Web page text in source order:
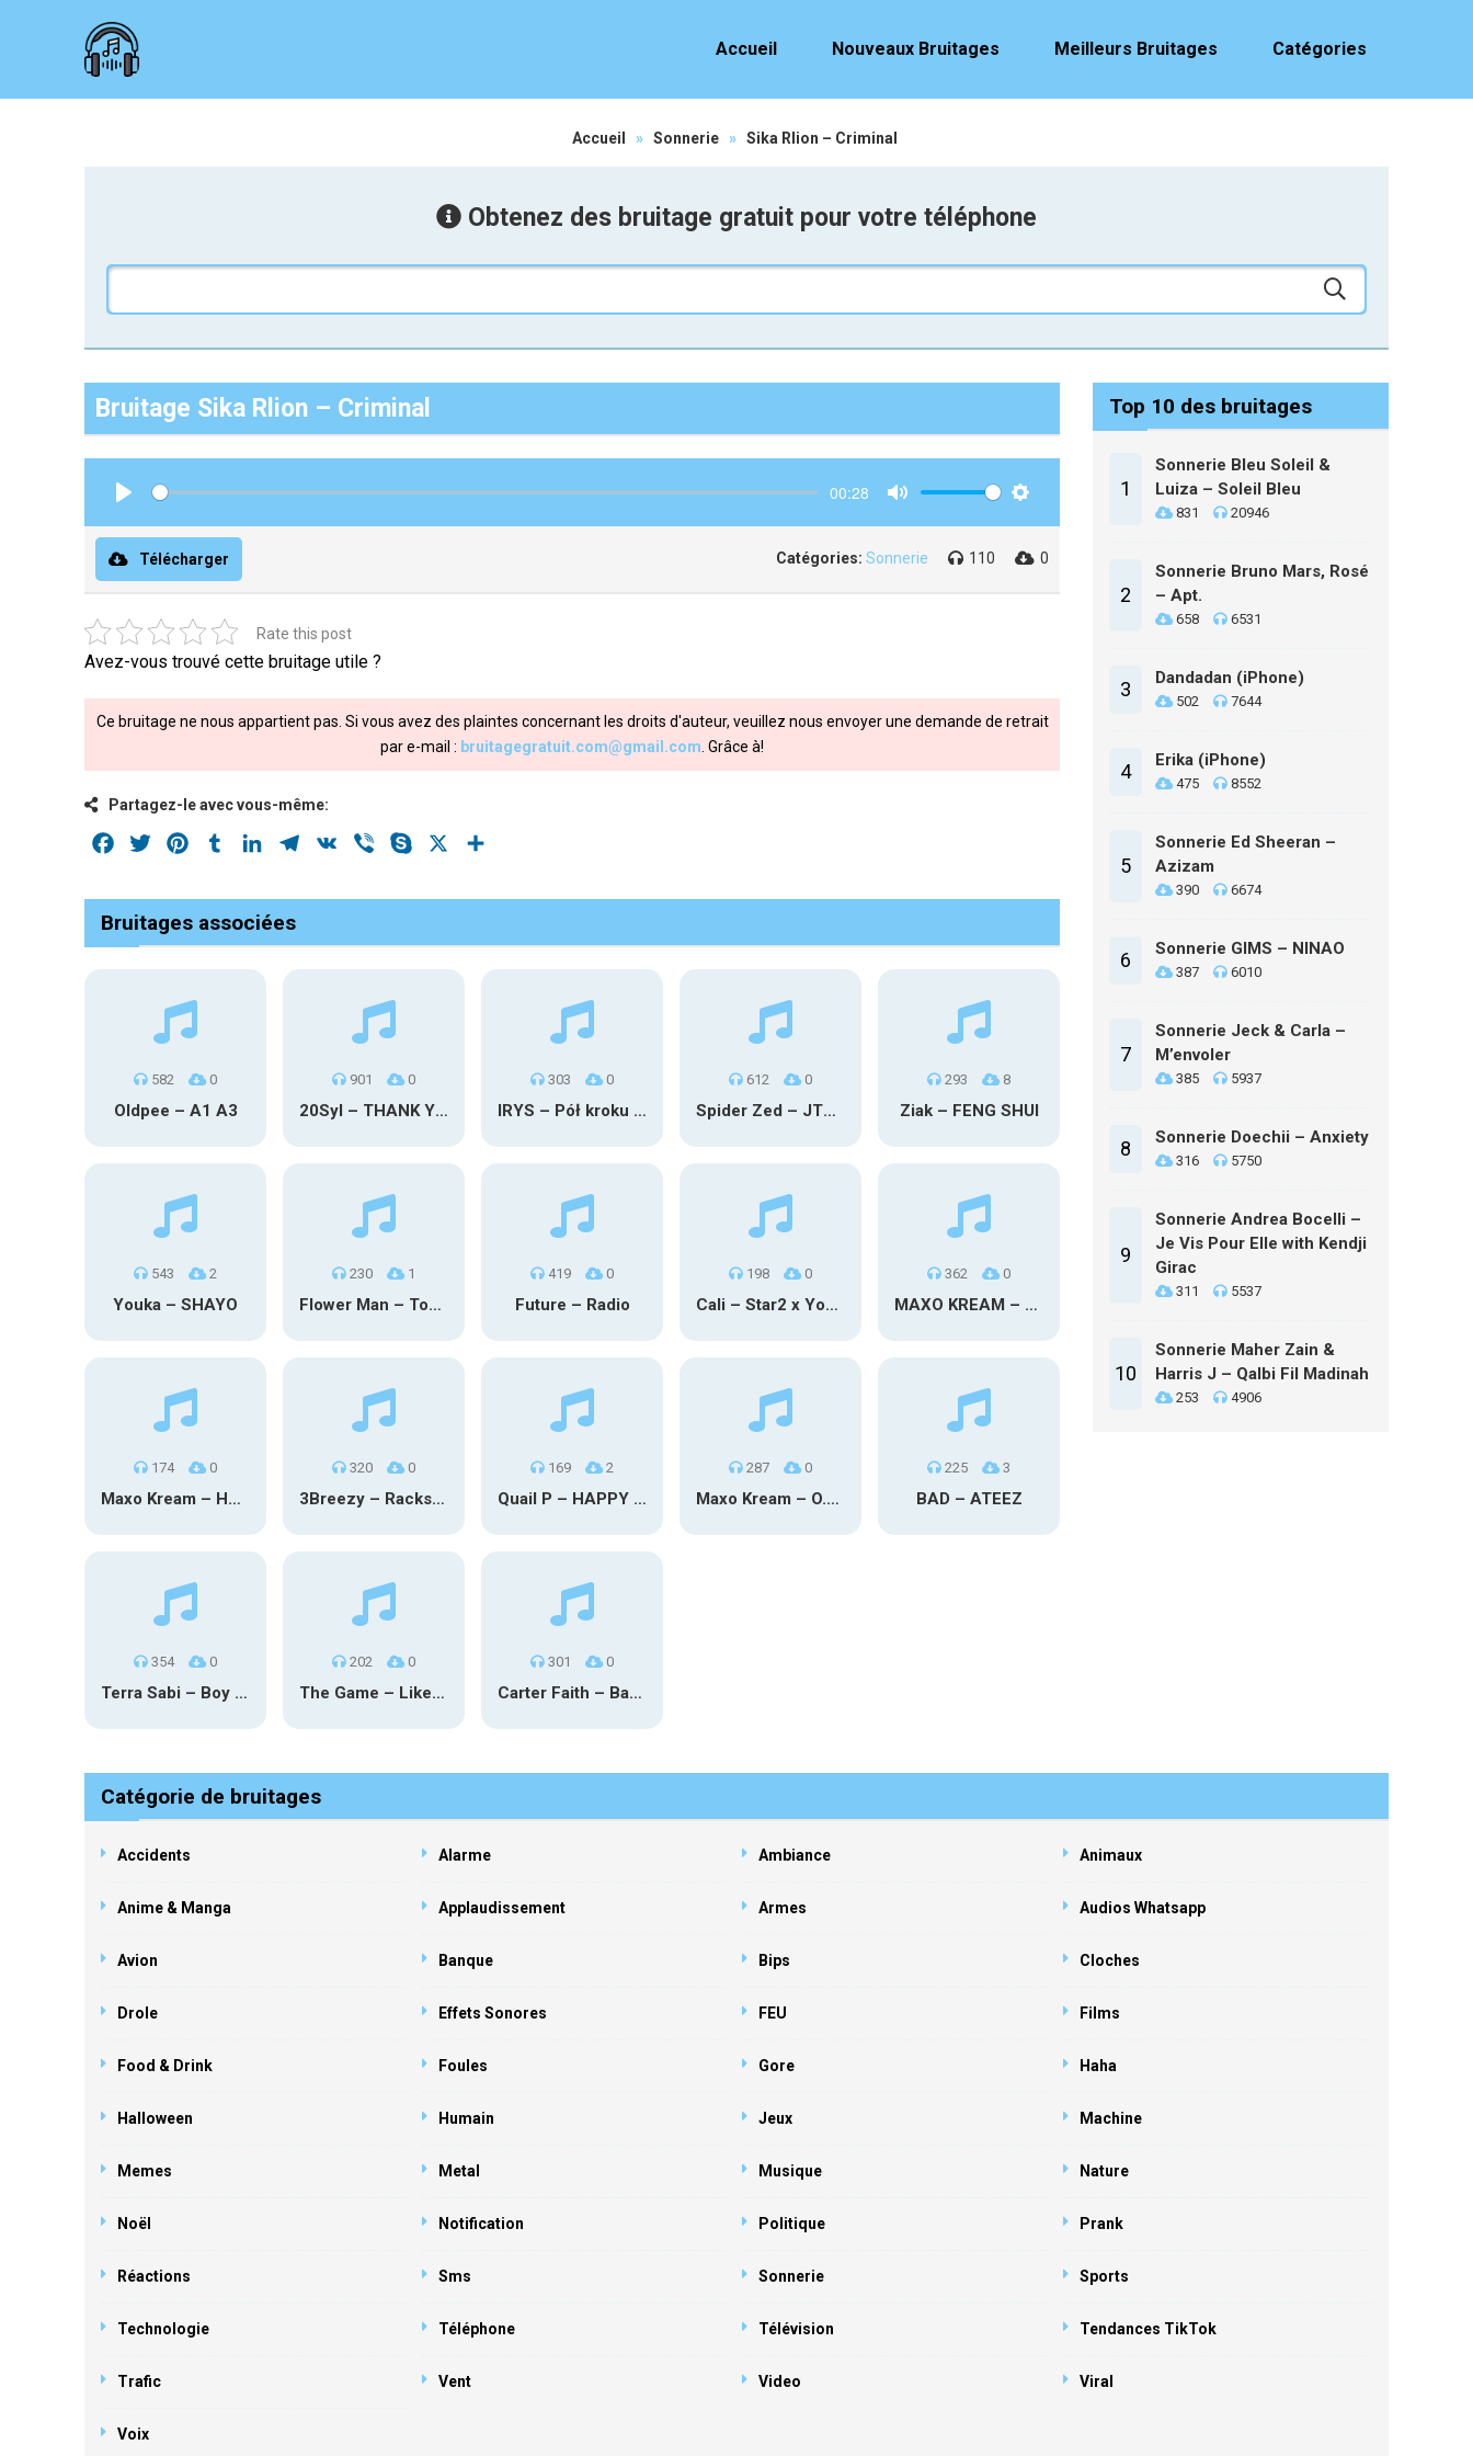
Accueil Nouveaux Bruitages Meilleurs Bruitages Catégories
Accueil » Sonnerie » Sika Rlion – Criminal
Obtenez des bruitage gratuit pour votre téléphone
Bruitage Sika Rlion – Criminal
00:28
Télécharger Catégories: Sonnerie 110 0
Rate this post
Avez-vous trouvé cette bruitage utile ?
Ce bruitage ne nous appartient pas. Si vous avez des plaintes concernant les droits d'auteur, veuillez nous envoyer une demande de retrait
par e-mail : bruitagegratuit.com@gmail.com . Grâce à!
Partagez-le avec vous-même:
Facebook
Twitter PinterestTumblrLinkedInTelegram
VK Viber Skype
Bruitages associées
582 0
Oldpee – A1 A3
901 0
20Syl – THANK YOU
303 0
IRYS – Pół kroku stąd
612 0
Spider Zed – JTM OU TG
293 8
Ziak – FENG SHUI
543 2
Youka – SHAYO
230 1
Flower Man – Toby Fox
419 0
Future – Radio
198 0
Cali – Star2 x Young Henny
362 0
MAXO KREAM – 6 MONTHS CLEAN
174 0
Maxo Kream – HOW TF I’M LUCKY
320 0
3Breezy – Racks On You
169 2
Quail P – HAPPY TEARS
287 0
Maxo Kream – O.Y.N
225 3
BAD – ATEEZ
354 0
Terra Sabi – Boy Game X Marcia Cruz
202 0
The Game – Like Father Like Daughter
301 0
Carter Faith – Bar Star Vevo
Top 10 des bruitages
1
Sonnerie Bleu Soleil &
Luiza – Soleil Bleu
831 20946
2
Sonnerie Bruno Mars, Rosé
– Apt.
658 6531
3 Dandadan (iPhone)
502 7644
4 Erika (iPhone)
475 8552
5
Sonnerie Ed Sheeran –
Azizam
390 6674
6 Sonnerie GIMS – NINAO
387 6010
7
Sonnerie Jeck & Carla –
M’envoler
385 5937
8 Sonnerie Doechii – Anxiety
316 5750
9
Sonnerie Andrea Bocelli –
Je Vis Pour Elle with Kendji
Girac
311 5537
10
Sonnerie Maher Zain &
Harris J – Qalbi Fil Madinah
253 4906
Catégorie de bruitages
Accidents Alarme Ambiance Animaux
Anime & Manga Applaudissement Armes Audios Whatsapp
Avion Banque Bips Cloches
Drole Effets Sonores FEU Films
Food & Drink Foules Gore Haha
Halloween Humain Jeux Machine
Memes Metal Musique Nature
Noël Notification Politique Prank
Réactions Sms Sonnerie Sports
Technologie Téléphone Télévision Tendances TikTok
Trafic Vent Video Viral
Voix